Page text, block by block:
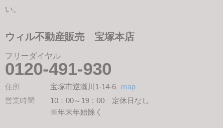
い。
ウィル不動産販売 宝塚本店
フリーダイヤル
0120-491-930
住所 宝塚市逆瀬川1-14-6
map
営業時間
10：00～19：00 定休日なし
※年末年始除く